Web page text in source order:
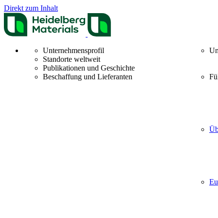
Direkt zum Inhalt
Unternehmensprofil
Standorte weltweit
Publikationen und Geschichte
Beschaffung und Lieferanten